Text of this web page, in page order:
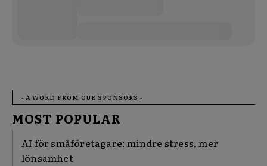
- A WORD FROM OUR SPONSORS -
MOST POPULAR
AI för småföretagare: mindre stress, mer
lönsamhet